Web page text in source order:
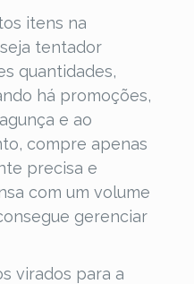
itens na
tentador
quantidades,
há promoções,
e ao
compre apenas
precisa e
com um volume
gerenciar
virados para a